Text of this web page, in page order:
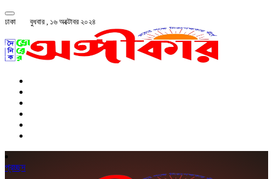
ঢাকা বুধবার , ১৬ অক্টোবর ২০২৪
প্রচ্ছদ